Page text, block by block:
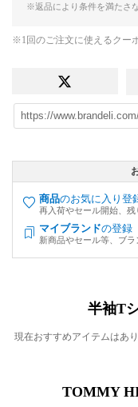
※返品により条件を満たさ
※1回のご注文に使えるクー
商品のお気に入り登
再入荷やセール開始、
マイブランドの登録
新商品やセール等、ブ
半袖T
現在おすすめアイテムはあり
TOMMY